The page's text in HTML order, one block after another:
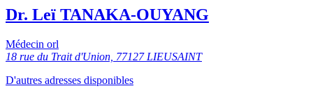
Dr. Leï TANAKA-OUYANG
Médecin orl
18 rue du Trait d'Union, 77127 LIEUSAINT
D'autres adresses disponibles